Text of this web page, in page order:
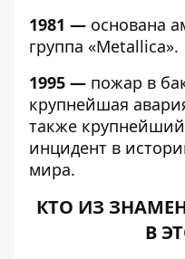
1981 — основана
группа «Metallica».
1995 — пожар в
крупнейшая
также
инцидент в
мира.
КТО ИЗ
В